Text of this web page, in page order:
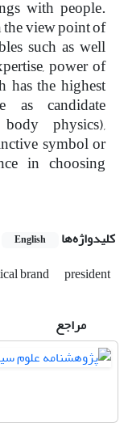
with people.
view point of
such as well
power of
has the highest
as candidate
physics),
symbol or
in choosing
کلیدواژه‌ها English
brand
president
مراجع